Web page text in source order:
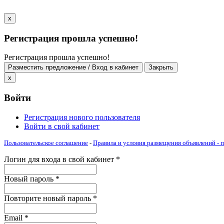
x
Регистрация прошла успешно!
Регистрация прошла успешно!
Разместить предложение / Вход в кабинет
Закрыть
x
Войти
Регистрация нового пользователя
Войти в свой кабинет
Пользовательское соглашение - Правила и условия размещения объявлений -
Логин для входа в свой кабинет *
Новый пароль *
Повторите новый пароль *
Email *